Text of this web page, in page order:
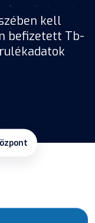
kell
befizetett Tb-